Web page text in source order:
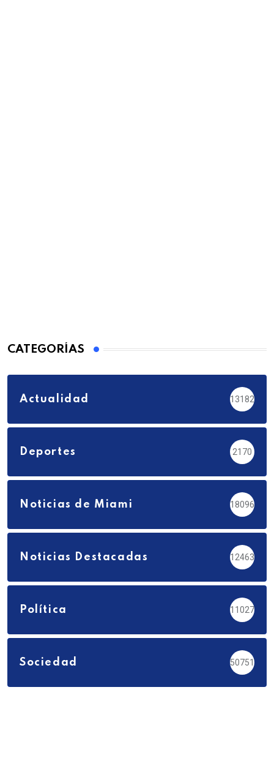
CATEGORÍAS
Actualidad 13182
Deportes 2170
Noticias de Miami 18096
Noticias Destacadas 12463
Política 11027
Sociedad 50751